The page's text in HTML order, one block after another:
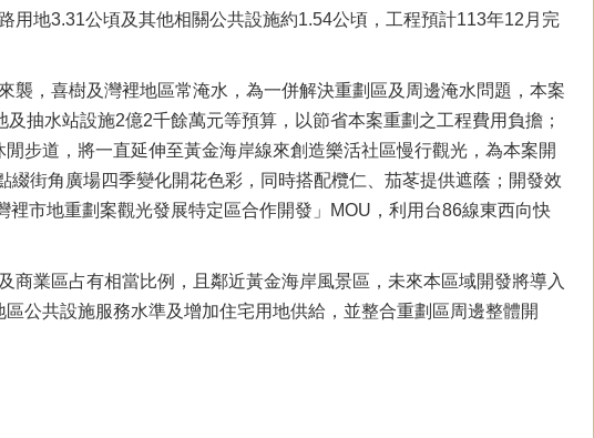
地3.31公頃及其他相關公共設施約1.54公頃，工程預計113年12月完
，喜樹及灣裡地區常淹水，為一併解決重劃區及周邊淹水問題，本案
抽水站設施2億2千餘萬元等預算，以節省本案重劃之工程費用負擔；
步道，將一直延伸至黃金海岸線來創造樂活社區慢行觀光，為本案開
街角廣場四季變化開花色彩，同時搭配欖仁、茄苳提供遮蔭；開發效
市地重劃案觀光發展特定區合作開發」MOU，利用台86線東西向快
業區占有相當比例，且鄰近黃金海岸風景區，未來本區域開發將導入
公共設施服務水準及增加住宅用地供給，並整合重劃區周邊整體開